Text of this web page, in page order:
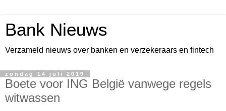
Bank Nieuws
Verzameld nieuws over banken en verzekeraars en fintech
zondag 14 juli 2019
Boete voor ING België vanwege regels
witwassen